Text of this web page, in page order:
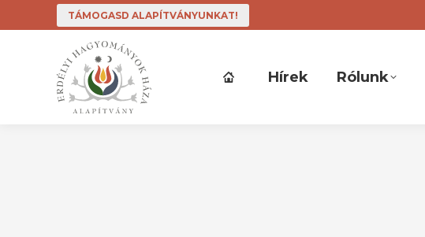
TÁMOGASD ALAPÍTVÁNYUNKAT!
Hírek Rólunk